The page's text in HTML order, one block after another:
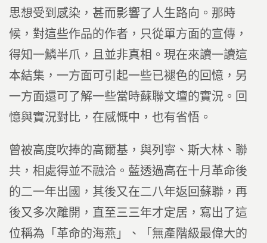
思想受到感染，甚而影響了人生路向。那時
候，對這些作品的作者，只從單方面的宣傳，
得知一鱗半爪，且並非真相。現在來讀一讀這
本結集，一方面可引起一些已褪色的回憶，另
一方面還可了解一些當時蘇聯文壇的實況。回
憶與實況對比，在感慨中，也有省悟。
曾被高度吹捧的高爾基，與列寧、斯大林、聯
共，相處得並不融洽。藍透過高在十月革命後
的二一年出國，其後又在二八年返回蘇聯，再
後又多次離開，直至三三年才定居，寫出了這
位稱為「革命的海燕」、「無產階級最偉大的